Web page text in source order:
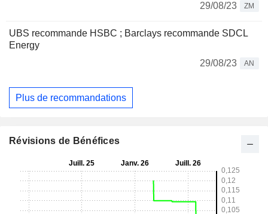
29/08/23
ZM
UBS recommande HSBC ; Barclays recommande SDCL
Energy
29/08/23
AN
Plus de recommandations
Révisions de Bénéfices